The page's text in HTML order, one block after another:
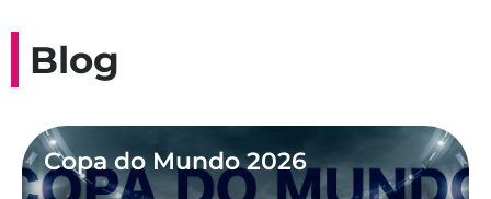
Blog
Copa do Mundo 2026